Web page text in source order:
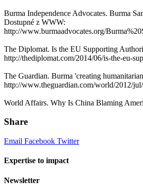
Burma Independence Advocates. Burma
Dostupné z WWW:
http://www.burmaadvocates.org/
The Diplomat. Is the EU Supporting
http://thediplomat.com/2014/06/is-the-eu-
The Guardian. Burma 'creating
http://www.theguardian.com/world/2012/
World Affairs. Why Is China Blaming
Share
Email Facebook Twitter
Expertise to impact
Newsletter